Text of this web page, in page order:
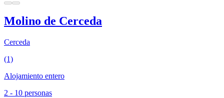
Molino de Cerceda
Cerceda
(1)
Alojamiento entero
2 - 10 personas